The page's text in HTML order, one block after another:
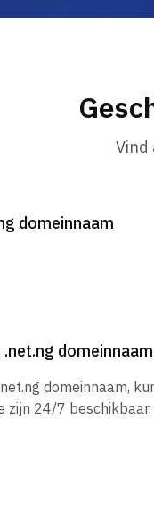
Vind
domeinnaam
domeinnaam
domeinnaam,
zijn 24/7 beschikbaar.